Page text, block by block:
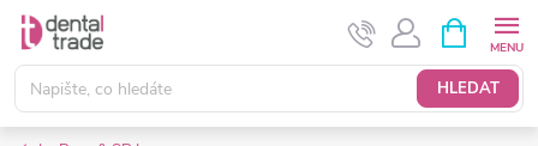
Přejít
obsah
HLEDAT
NÁKUPNÍ
KOŠÍK